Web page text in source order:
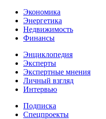
Экономика
Энергетика
Недвижимость
Финансы
Энциклопедия
Эксперты
Экспертные мнения
Личный взгляд
Интервью
Подписка
Спецпроекты